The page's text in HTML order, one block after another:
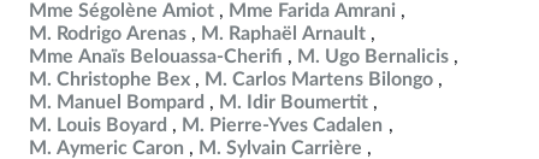
Mme Ségolène Amiot
Mme Farida Amrani
M. Rodrigo Arenas
M. Raphaël Arnault
Mme Anaïs Belouassa-Cherifi
M. Ugo Bernalicis
M. Christophe Bex
M. Carlos Martens Bilongo
M. Manuel Bompard
M. Idir Boumertit
M. Louis Boyard
M. Pierre-Yves Cadalen
M. Aymeric Caron
M. Sylvain Carrière